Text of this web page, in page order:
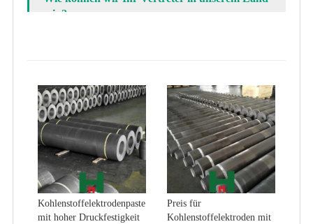
sein?
Kohlenstoffelektrodenpaste
mit hoher Druckfestigkeit
Preis für
Kohlenstoffelektroden mit